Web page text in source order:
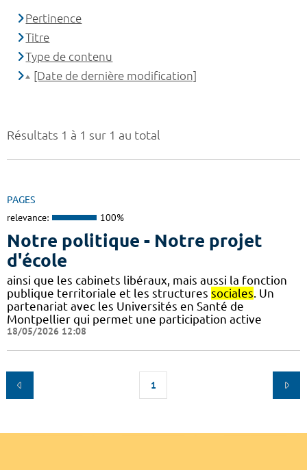
Résultats 1 à 1 sur 1 au total
PAGES
relevance: 100%
Notre politique - Notre projet
d'école
ainsi que les cabinets libéraux, mais aussi la fonction
publique territoriale et les structures sociales . Un
partenariat avec les Universités en Santé de
Montpellier qui permet une participation active
18/05/2026 12:08
1
Pertinence
Titre
Type de contenu
[Date de dernière modification]